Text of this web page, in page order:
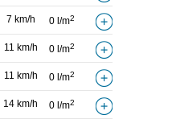
7 km/h 0 l/m2
11 km/h 0 l/m2
11 km/h 0 l/m2
14 km/h 0 l/m2